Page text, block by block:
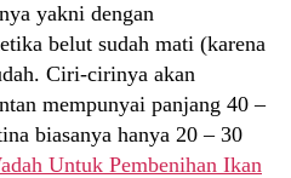
yakni dengan
belut sudah mati (karena
Ciri-cirinya akan
mempunyai panjang 40 –
biasanya hanya 20 – 30
Untuk Pembenihan Ikan